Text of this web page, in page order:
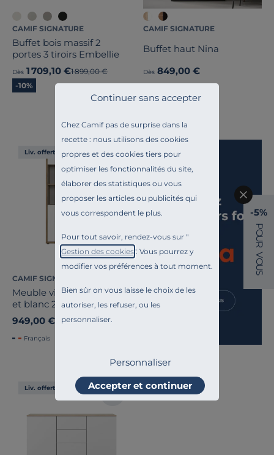
Chez Camif pas de surprise dans la
recette : nous utilisons des cookies
propres et des cookies tiers pour
optimiser les fonctionnalités du site,
élaborer des statistiques ou vous
proposer les articles ou publicités qui
vous correspondent le plus.
Pour tout savoir, rendez-vous sur "
Gestion des cookies". Vous pourrez y
modifier vos préférences à tout moment.
Bien sûr on vous laisse le choix de les
autoriser, les refuser, ou les
personnaliser.
Continuer sans accepter
Personnaliser
Accepter et continuer
CAMIF SIGNATURE
Buffet bois massif 2
portes 3 tiroirs Embellie
Dès 1 709,10 €Ancien prix
1 899,00 €
-10%
CAMIF SIGNATURE
Buffet haut Nina
Dès 849,00 €
Liv. offerte
CAMIF SIGNATURE
Meuble vitrine décor bois
et blanc 2 portes Gustave
949,00 €
Français
Liv. offerte
-5%
P
O
U
R
V
O
U
S